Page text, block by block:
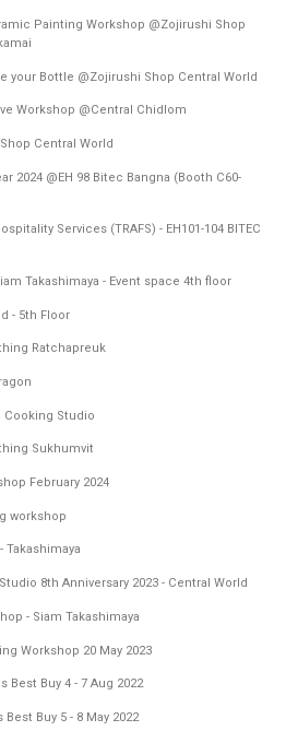
Painting Workshop @Zojirushi Shop
your Bottle @Zojirushi Shop Central World
Workshop @Central Chidlom
Central World
2024 @EH 98 Bitec Bangna (Booth C60-
Services (TRAFS) - EH101-104 BITEC
Takashimaya - Event space 4th floor
- 5th Floor
Ratchapreuk
Cooking Studio
Sukhumvit
February 2024
workshop
Takashimaya
8th Anniversary 2023 - Central World
- Siam Takashimaya
Workshop 20 May 2023
Best Buy 4 - 7 Aug 2022
Buy 5 - 8 May 2022